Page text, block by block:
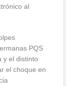
al
PQS
y el distinto
el choque en